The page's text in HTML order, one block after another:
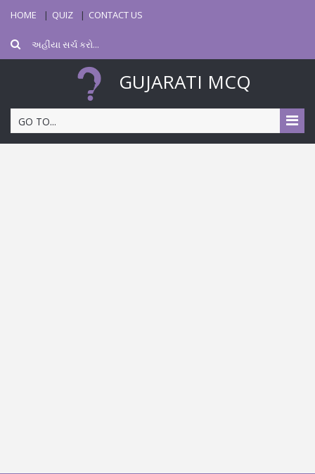
HOME QUIZ CONTACT US
GUJARATI MCQ
GO TO...